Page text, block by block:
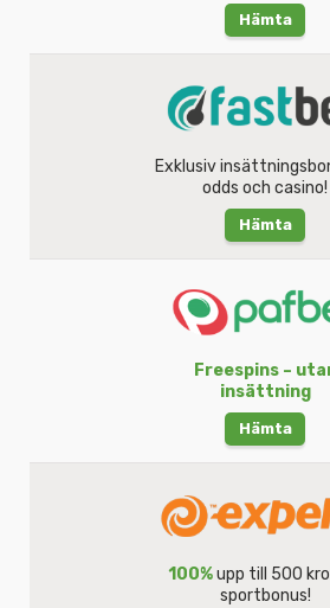
Hämta
Exklusiv
odds och casino!
Hämta
Freespins –
insättning
Hämta
100%upp till 500
sportbonus!